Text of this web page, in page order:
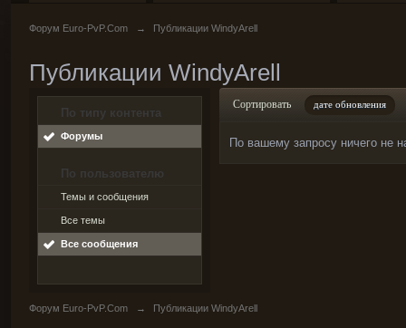
Форум Euro-PvP.Com → Публикации WindyArell
Публикации WindyArell
По типу контента
Форумы
По пользователю
Темы и сообщения
Все темы
Все сообщения
Сортировать дате обновления
По вашему запросу ничего не
Форум Euro-PvP.Com → Публикации WindyArell